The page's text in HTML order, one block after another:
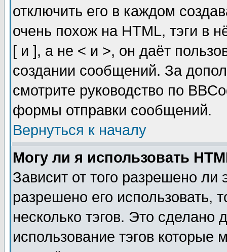
отключить его в каждом
очень похож на HTML, тэги в
[ и ], а не < и >, он даёт
создании сообщений. За
смотрите руководство по
формы отправки сообщений.
Вернуться к началу
Могу ли я использовать
Зависит от того разрешено
разрешено его использовать,
несколько тэгов. Это сделано
использование тэгов